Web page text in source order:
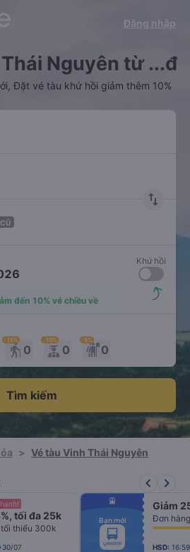
Vexere ngay!
đãi thành viên độc
Mở app
Vexere
khi đặt vé máy bay qua
Mở app
Đăng nhập
Nguyên từ ...đ
Đặt vé tàu khứ hồi giảm thêm 10%
import_export
CŨ
Khứ hồi
đến 10% vé chiều về
elderly 0
-15%
0
-10%
0
-5%
Tìm kiếm
> Vé tàu Vinh Thái Nguyên
keyboard_arrow_left keyboard_arrow_right
tối đa 25k
thiểu 300k
07
fiber_manual_record
fiber_manual_record
fiber_manual_record
fiber_manual_record
fiber_manual_record
fiber_manual_record
fiber_manual_record
Bạn mới
Giảm
HSD: